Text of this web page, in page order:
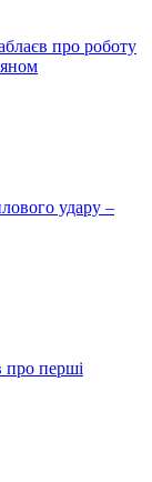
про роботу
удару –
про перші